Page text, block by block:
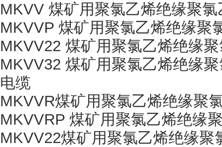
MKVV 煤矿用聚氯乙烯绝缘聚
MKVVP 煤矿用聚氯乙烯绝缘聚
MKVV22 煤矿用聚氯乙烯绝缘
MKVV32 煤矿用聚氯乙烯绝缘
电缆
MKVVR煤矿用聚氯乙烯绝缘聚
MKVVRP 煤矿用聚氯乙烯绝缘
MKVV22煤矿用聚氯乙烯绝缘聚